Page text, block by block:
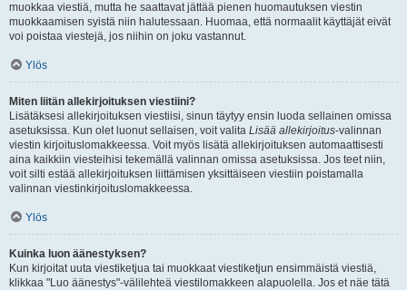
muokkaa viestiä, mutta he saattavat jättää pienen huomautuksen viestin
muokkaamisen syistä niin halutessaan. Huomaa, että normaalit käyttäjät eivät
voi poistaa viestejä, jos niihin on joku vastannut.
Ylös
Miten liitän allekirjoituksen viestiini?
Lisätäksesi allekirjoituksen viestiisi, sinun täytyy ensin luoda sellainen omissa
asetuksissa. Kun olet luonut sellaisen, voit valita Lisää allekirjoitus-valinnan
viestin kirjoituslomakkeessa. Voit myös lisätä allekirjoituksen automaattisesti
aina kaikkiin viesteihisi tekemällä valinnan omissa asetuksissa. Jos teet niin,
voit silti estää allekirjoituksen liittämisen yksittäiseen viestiin poistamalla
valinnan viestinkirjoituslomakkeessa.
Ylös
Kuinka luon äänestyksen?
Kun kirjoitat uuta viestiketjua tai muokkaat viestiketjun ensimmäistä viestiä,
klikkaa "Luo äänestys"-välilehteä viestilomakkeen alapuolella. Jos et näe tätä